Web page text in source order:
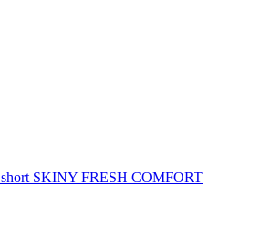
short SKINY FRESH COMFORT